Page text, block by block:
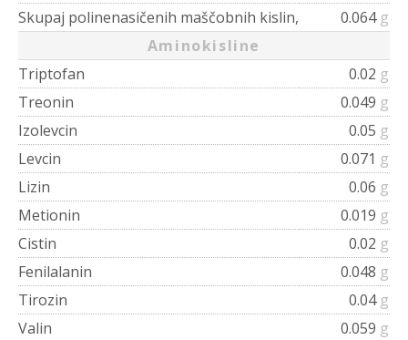
Skupaj polinenasičenih maščobnih kislin,
0.064 g
Aminokisline
Triptofan
0.02 g
Treonin
0.049 g
Izolevcin
0.05 g
Levcin
0.071 g
Lizin
0.06 g
Metionin
0.019 g
Cistin
0.02 g
Fenilalanin
0.048 g
Tirozin
0.04 g
Valin
0.059 g